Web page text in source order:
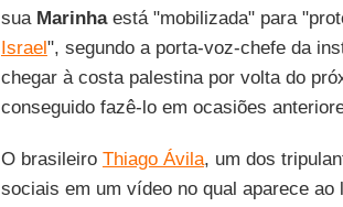
sua Marinhaestá "mobilizada" para
Israel", segundo a porta-voz-chefe da
chegar à costa palestina por volta do
conseguido fazê-lo em ocasiões
O brasileiro Thiago Ávila, um dos
sociais em um vídeo no qual aparece ao